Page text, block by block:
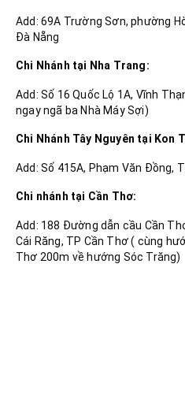
Add: 69A Trường Sơn, phường
Đà Nẵng
Chi Nhánh tại Nha Trang:
Add: Số 16 Quốc Lộ 1A, Vĩnh
ngay ngã ba Nhà Máy Sợi)
Chi Nhánh Tây Nguyên tại Kon
Add: Số 415A, Phạm Văn Đồng,
Chi nhánh tại Cần Thơ:
Add: 188 Đường dẫn cầu Cần
Cái Răng, TP Cần Thơ ( cùng
Thơ 200m về hướng Sóc Trăng)